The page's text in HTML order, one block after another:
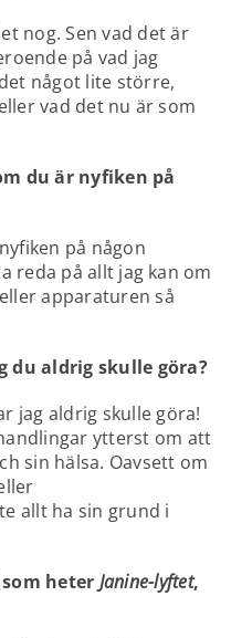
nog. Sen vad det är
på vad jag
något lite större,
vad det nu är som
du är nyfiken på
på någon
reda på allt jag kan om
apparaturen så
du aldrig skulle göra?
jag aldrig skulle göra!
ytterst om att
sin hälsa. Oavsett om
allt ha sin grund i
heter Janine-lyftet,